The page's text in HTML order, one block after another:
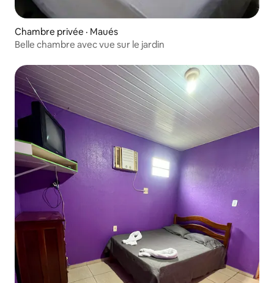
Chambre privée · Maués
Belle chambre avec vue sur le jardin